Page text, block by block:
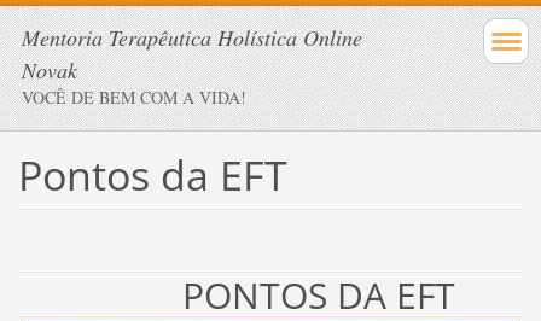
Mentoria Terapêutica Holística Online
Novak
VOCÊ DE BEM COM A VIDA!
Pontos da EFT
PONTOS DAEFT